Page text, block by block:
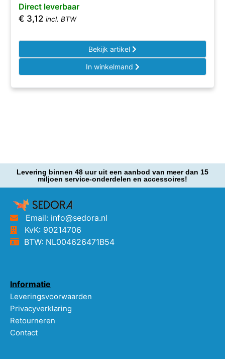
Direct leverbaar
€ 3,12 incl. BTW
Bekijk artikel
In winkelmand
Levering binnen 48 uur uit een aanbod van meer dan 15
miljoen service-onderdelen en accessoires!
Email: info@sedora.nl
KvK: 90214706
BTW: NL004626471B54
Informatie
Leveringsvoorwaarden
Privacyverklaring
Retourneren
Contact